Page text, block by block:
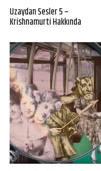
Uzaydan Sesler 5 –
Krishnamurti Hakkında